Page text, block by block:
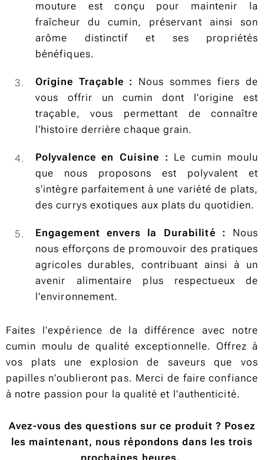
mouture est conçu pour maintenir la
fraîcheur du cumin, préservant ainsi son
arôme distinctif et ses propriétés
bénéfiques.
Origine Traçable :
Nous sommes fiers de
vous offrir un cumin dont l'origine est
traçable, vous permettant de connaître
l'histoire derrière chaque grain.
Polyvalence en Cuisine : Le cumin moulu
que nous proposons est polyvalent et
s'intègre parfaitement à une variété de plats,
des currys exotiques aux plats du quotidien.
Engagement envers la Durabilité :
Nous
nous efforçons de promouvoir des pratiques
agricoles durables, contribuant ainsi à un
avenir alimentaire plus respectueux de
l'environnement.
Faites l'expérience de la différence avec notre
cumin moulu de qualité exceptionnelle. Offrez à
vos plats une explosion de saveurs que vos
papilles n'oublieront pas. Merci de faire confiance
à notre passion pour la qualité et l'authenticité.
Avez-vous des questions sur ce produit ? Posez
les maintenant, nous répondons dans les trois
prochaines heures.